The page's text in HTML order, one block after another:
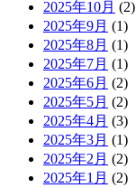
2025年10月 (2)
2025年9月 (1)
2025年8月 (1)
2025年7月 (1)
2025年6月 (2)
2025年5月 (2)
2025年4月 (3)
2025年3月 (1)
2025年2月 (2)
2025年1月 (2)